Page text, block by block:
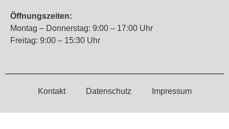
Öffnungszeiten:
Montag – Donnerstag: 9:00 – 17:00 Uhr
Freitag: 9:00 – 15:30 Uhr
Kontakt Datenschutz Impressum